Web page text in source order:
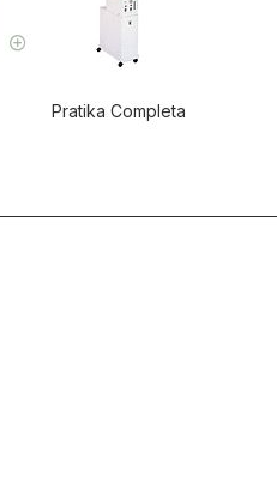
Pratika Completa